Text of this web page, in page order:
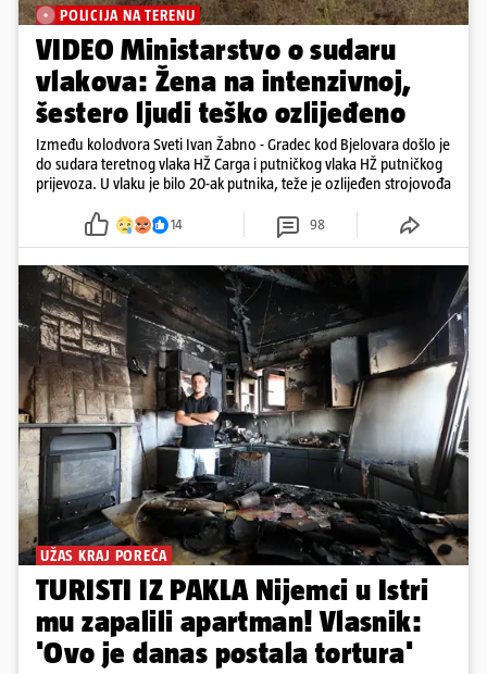
POLICIJA NA TERENU
VIDEO Ministarstvo o sudaru
vlakova: Žena na intenzivnoj,
šestero ljudi teško ozlijeđeno
Između kolodvora Sveti Ivan Žabno - Gradec kod Bjelovara došlo je
do sudara teretnog vlaka HŽ Carga i putničkog vlaka HŽ putničkog
prijevoza. U vlaku je bilo 20-ak putnika, teže je ozlijeđen strojovođa
14 98
UŽAS KRAJ POREČA
TURISTI IZ PAKLA Nijemci u Istri
mu zapalili apartman! Vlasnik:
'Ovo je danas postala tortura'